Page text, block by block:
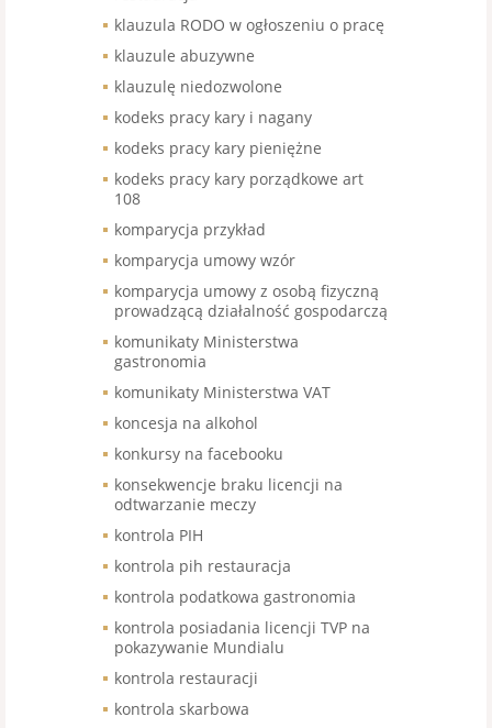
klauzula RODO w ogłoszeniu o pracę
klauzule abuzywne
klauzulę niedozwolone
kodeks pracy kary i nagany
kodeks pracy kary pieniężne
kodeks pracy kary porządkowe art
108
komparycja przykład
komparycja umowy wzór
komparycja umowy z osobą fizyczną
prowadzącą działalność gospodarczą
komunikaty Ministerstwa
gastronomia
komunikaty Ministerstwa VAT
koncesja na alkohol
konkursy na facebooku
konsekwencje braku licencji na
odtwarzanie meczy
kontrola PIH
kontrola pih restauracja
kontrola podatkowa gastronomia
kontrola posiadania licencji TVP na
pokazywanie Mundialu
kontrola restauracji
kontrola skarbowa